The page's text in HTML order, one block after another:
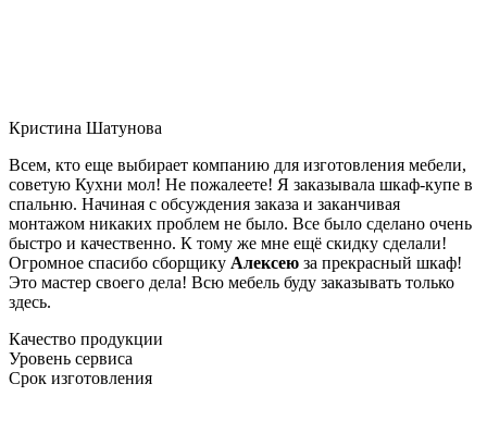
Кристина Шатунова
Всем, кто еще выбирает компанию для изготовления мебели,
советую Кухни мол! Не пожалеете! Я заказывала шкаф-купе в
спальню. Начиная с обсуждения заказа и заканчивая
монтажом никаких проблем не было. Все было сделано очень
быстро и качественно. К тому же мне ещё скидку сделали!
Огромное спасибо сборщику Алексею за прекрасный шкаф!
Это мастер своего дела! Всю мебель буду заказывать только
здесь.
Качество продукции
Уровень сервиса
Срок изготовления